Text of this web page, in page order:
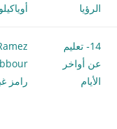
الرؤيا
14- تعليم
عن أواخر
الأيام
رامز